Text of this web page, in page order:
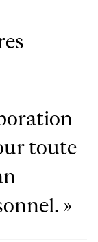
toute
»